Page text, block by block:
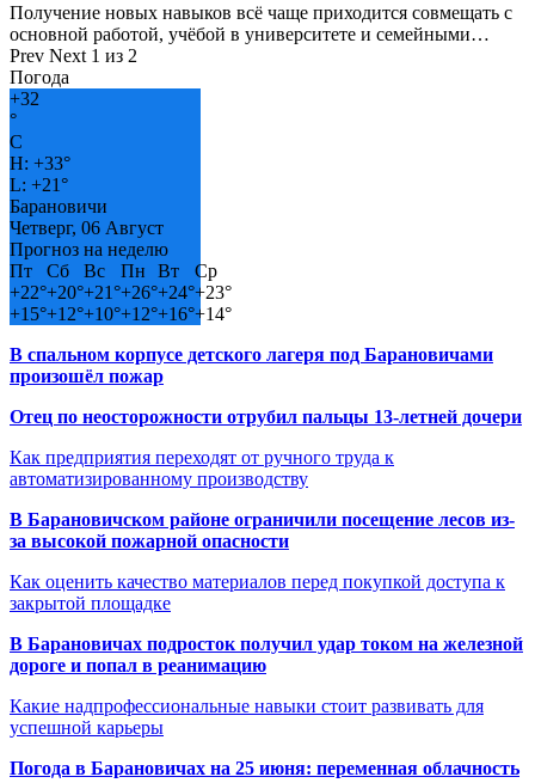
Получение новых навыков всё чаще приходится совмещать с
основной работой, учёбой в университете и семейными…
Prev Next 1 из 2
Погода
+32
°
C
H: +33°
L: +21°
Барановичи
Четверг, 06 Август
Прогноз на неделю
Пт
Сб Вс Пн Вт
Ср
+22°+20°+21°+26°+24°+23°
+15°+12°+10°+12°+16°+14°
В спальном корпусе детского лагеря под Барановичами
произошёл пожар
Отец по неосторожности отрубил пальцы 13-летней дочери
Как предприятия переходят от ручного труда к
автоматизированному производству
В Барановичском районе ограничили посещение лесов из-
за высокой пожарной опасности
Как оценить качество материалов перед покупкой доступа к
закрытой площадке
В Барановичах подросток получил удар током на железной
дороге и попал в реанимацию
Какие надпрофессиональные навыки стоит развивать для
успешной карьеры
Погода в Барановичах на 25 июня: переменная облачность